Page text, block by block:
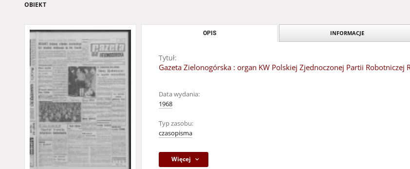
OBIEKT
OPIS INFORMACJE
Tytuł:
Gazeta Zielonogórska : organ KW Polskiej Zjednoczonej Partii Robotniczej
Data wydania:
1968
Typ zasobu:
czasopisma
Więcej